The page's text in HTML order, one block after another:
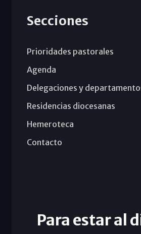
Secciones
Prioridades pastorales
Agenda
Delegaciones y
Residencias diocesanas
Hemeroteca
Contacto
Para estar al